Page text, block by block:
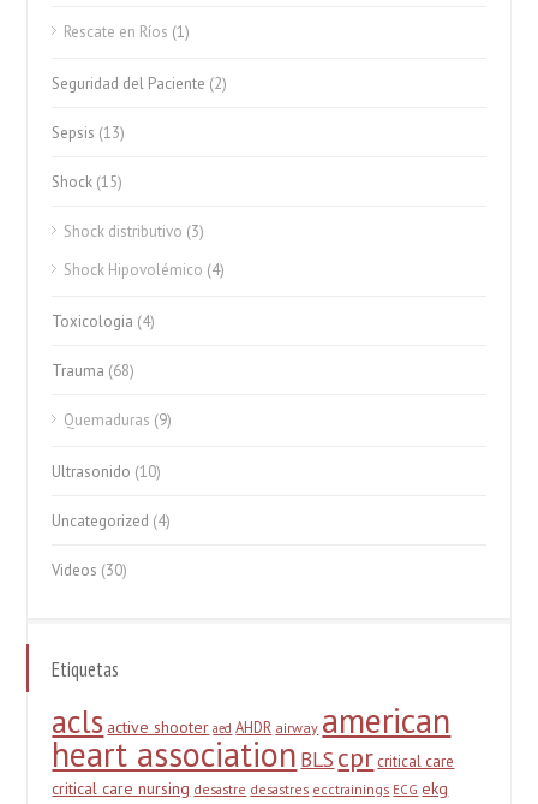
Rescate en Ríos (1)
Seguridad del Paciente (2)
Sepsis (13)
Shock (15)
Shock distributivo (3)
Shock Hipovolémico (4)
Toxicologia (4)
Trauma (68)
Quemaduras (9)
Ultrasonido (10)
Uncategorized (4)
Videos (30)
Etiquetas
acls active shooter aed AHDR airway american
heart association BLS cpr critical care
critical care nursing desastre desastres ecctrainings ECG ekg